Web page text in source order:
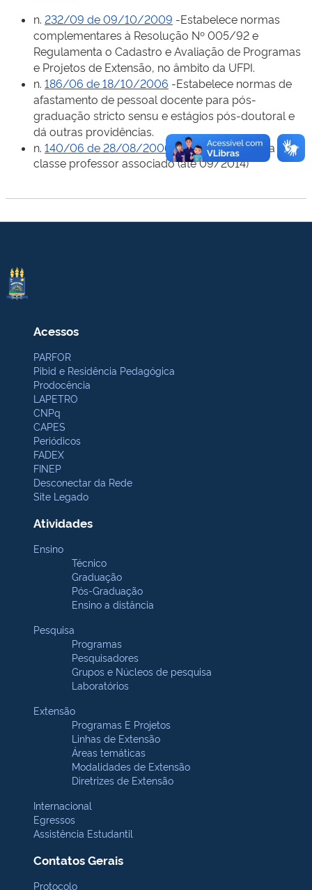
n. 232/09 de 09/10/2009 -Estabelece normas
complementares à Resolução Nº 005/92 e
Regulamenta o Cadastro e Avaliação de Programas
e Projetos de Extensão, no âmbito da UFPI.
n. 186/06 de 18/10/2006 -Estabelece normas de
afastamento de pessoal docente para pós-
graduação stricto sensu e estágios pós-doutoral e
dá outras providências.
n. 140/06 de 28/08/2006 - Promoção para a
classe professor associado (até 09/2014)
Acessos
PARFOR
Pibid e Residência Pedagógica
Prodocência
LAPETRO
CNPq
CAPES
Periódicos
FADEX
FINEP
Desconectar da Rede
Site Legado
Atividades
Ensino
Técnico
Graduação
Pós-Graduação
Ensino a distância
Pesquisa
Programas
Pesquisadores
Grupos e Núcleos de pesquisa
Laboratórios
Extensão
Programas E Projetos
Linhas de Extensão
Áreas temáticas
Modalidades de Extensão
Diretrizes de Extensão
Internacional
Egressos
Assistência Estudantil
Contatos Gerais
Protocolo